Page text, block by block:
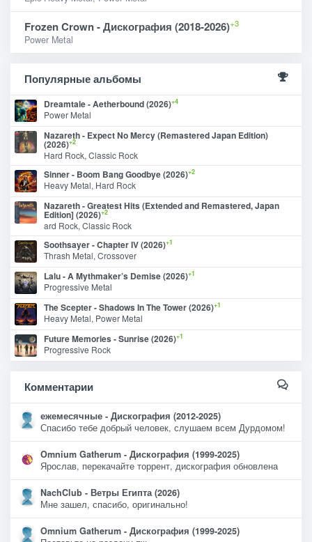
Frozen Crown - Дискография (2018-2026)+3
Power Metal
Популярные альбомы
Dreamtale - Aetherbound (2026)+4
Power Metal
Nazareth - Expect No Mercy (Remastered Japan Edition)
(2026)+2
Hard Rock, Classic Rock
Sinner - Boom Bang Goodbye (2026)+2
Heavy Metal, Hard Rock
Nazareth - Greatest Hits (Extended and Remastered, Japan
Edition] (2026)+2
ard Rock, Classic Rock
Soothsayer - Chapter IV (2026)+1
Thrash Metal, Crossover
Lalu - A Mythmaker’s Demise (2026)+1
Progressive Metal
The Scepter - Shadows In The Tower (2026)+1
Heavy Metal, Power Metal
Future Memories - Sunrise (2026)+1
Progressive Rock
Комментарии
ежемесячные - Дискография (2012-2025)
Спасибо тебе добрый человек, слушаем всем Дурдомом!
Omnium Gatherum - Дискография (1999-2025)
Ярослав, перекачайте торрент, дискография обновлена
NachClub - Ветры Египта (2026)
Мне зашел, спасибо, оригинально!
Omnium Gatherum - Дискография (1999-2025)